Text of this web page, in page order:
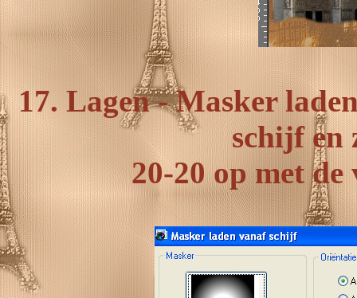
17. Lagen - Masker
schijf en
20-20 op met